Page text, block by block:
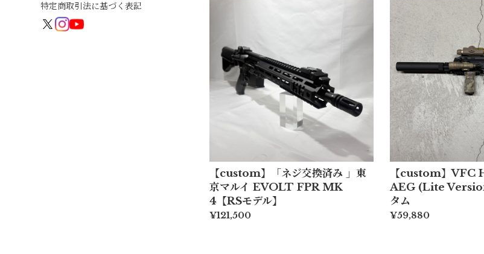
特定商取引法に基づく表記
【custom】「ネジ交換済み 」東
京マルイ EVOLT FPR MK
4【RSモデル】
¥121,500
【custom】
AEG (Lite
タム
¥59,880